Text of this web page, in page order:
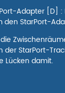
Adapter [D]
den StarPort-
der StarPort-
Lücken damit.